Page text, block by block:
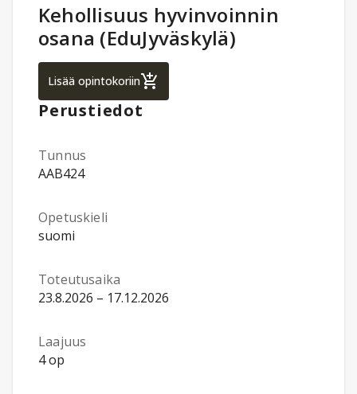
Opintotiedot:
Kehollisuus hyvinvoinnin
osana (EduJyväskylä)
Lisää opintokoriinKehollisuus hyvinvoinnin osana
Perustiedot
Tunnus
AAB424
Opetuskieli
suomi
Toteutusaika
23.8.2026 – 17.12.2026
Laajuus
4 op